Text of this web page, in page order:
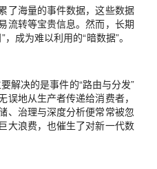
了海量的事件数据，这些数据
流转等宝贵信息。然而，长期
成为难以利用的“暗数据”。
解决的是事件的“路由与分发”
地从生产者传递给消费者，
、治理与深度分析便常常被忽
大浪费，也催生了对新一代数